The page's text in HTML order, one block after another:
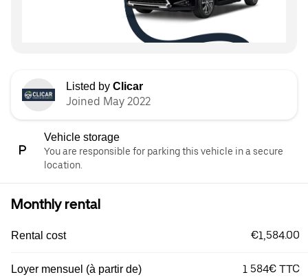
Listed by Clicar
Joined May 2022
Vehicle storage
You are responsible for parking this vehicle in a secure
location.
Monthly rental
Rental cost €1,584.00
Loyer mensuel (à partir de) 1 584€ TTC